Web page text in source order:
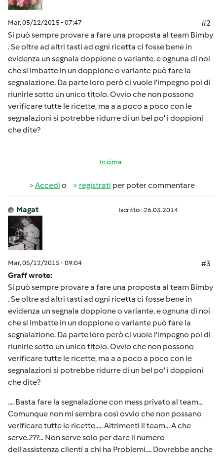
Mar, 05/12/2015 - 07:47
#2
Si può sempre provare a fare una proposta al team Bimby
. Se oltre ad altri tasti ad ogni ricetta ci fosse bene in
evidenza un segnala doppione o variante, e ognuna di noi
che si imbatte in un doppione o variante può fare la
segnalazione. Da parte loro però ci vuole l'impegno poi di
riunirle sotto un unico titolo. Ovvio che non possono
verificare tutte le ricette, ma a a poco a poco con le
segnalazioni si potrebbe ridurre di un bel po' i doppioni
che dite?
In cima
Accedi o registrati per poter commentare
Magat Iscritto : 26.03.2014
Mar, 05/12/2015 - 09:04
#3
Graff wrote:
Si può sempre provare a fare una proposta al team Bimby
. Se oltre ad altri tasti ad ogni ricetta ci fosse bene in
evidenza un segnala doppione o variante, e ognuna di noi
che si imbatte in un doppione o variante può fare la
segnalazione. Da parte loro però ci vuole l'impegno poi di
riunirle sotto un unico titolo. Ovvio che non possono
verificare tutte le ricette, ma a a poco a poco con le
segnalazioni si potrebbe ridurre di un bel po' i doppioni
che dite?
.... Basta fare la segnalazione con mess privato al team...
Comunque non mi sembra così ovvio che non possano
verificare tutte le ricette..... Altrimenti il team... A che
serve..???... Non serve solo per dare il numero
dell'assistenza clienti a chi ha Problemi.... Dovrebbe anche